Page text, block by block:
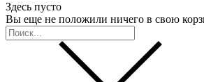
Здесь пусто
Вы еще не положили ничего в свою